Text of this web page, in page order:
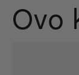
Ovo